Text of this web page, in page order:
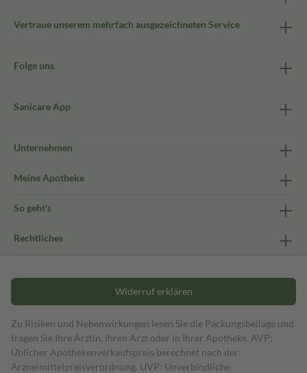
Vertraue unserem mehrfach ausgezeichneten Service
Folge uns
Sanicare App
Unternehmen
Meine Apotheke
So geht's
Rechtliches
Widerruf erklären
Zu Risiken und Nebenwirkungen lesen Sie die Packungsbeilage und
fragen Sie Ihre Ärztin, Ihren Arzt oder in Ihrer Apotheke. AVP:
Üblicher Apothekenverkaufspreis berechnet nach der
Arzneimittelpreisverordnung. UVP: Unverbindliche